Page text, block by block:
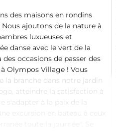
des maisons en rondins
ajoutons de la nature à
luxueuses et
danse avec le vert de la
occasions de passer des
Olympos Village ! Vous
la branche dans notre jardin
atteindre la satisfaction à
s'adapter à la paix de la